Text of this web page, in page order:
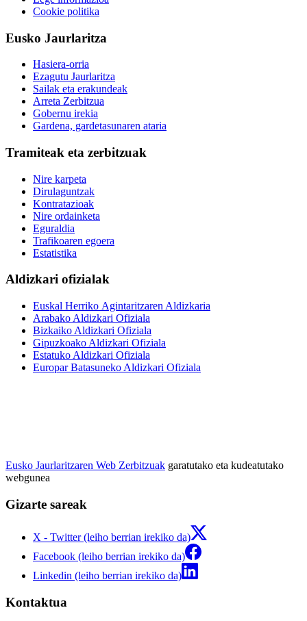
Cookie politika
Eusko Jaurlaritza
Hasiera-orria
Ezagutu Jaurlaritza
Sailak eta erakundeak
Arreta Zerbitzua
Gobernu irekia
Gardena, gardetasunaren ataria
Tramiteak eta zerbitzuak
Nire karpeta
Dirulaguntzak
Kontratazioak
Nire ordainketa
Eguraldia
Trafikoaren egoera
Estatistika
Aldizkari ofizialak
Euskal Herriko Agintaritzaren Aldizkaria
Arabako Aldizkari Ofiziala
Bizkaiko Aldizkari Ofiziala
Gipuzkoako Aldizkari Ofiziala
Estatuko Aldizkari Ofiziala
Europar Batasuneko Aldizkari Ofiziala
Eusko Jaurlaritzaren Web Zerbitzuak garatutako eta kudeatutako
webgunea
Gizarte sareak
X - Twitter (leiho berrian irekiko da)
Facebook (leiho berrian irekiko da)
Linkedin (leiho berrian irekiko da)
Kontaktua